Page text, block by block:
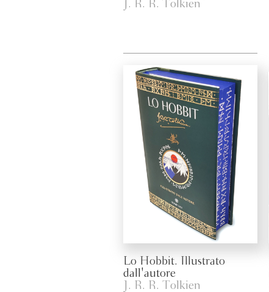
J. R. R. Tolkien
Lo Hobbit. Illustrato
dall'autore
J. R. R. Tolkien